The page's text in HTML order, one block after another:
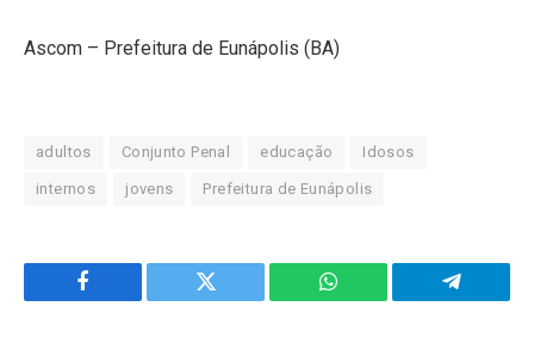
Ascom – Prefeitura de Eunápolis (BA)
adultos Conjunto Penal educação Idosos
internos jovens Prefeitura de Eunápolis
Facebook Twitter WhatsApp Telegram